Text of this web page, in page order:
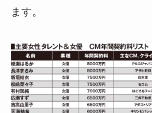
ます。